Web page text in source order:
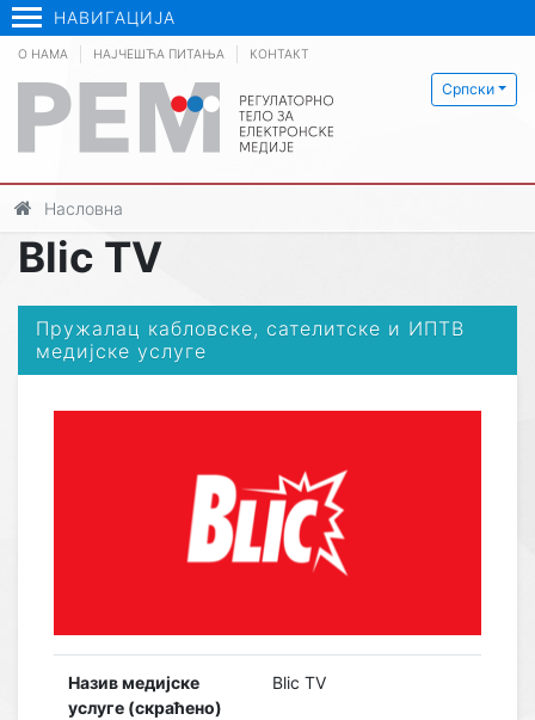
НАВИГАЦИЈА
Српски
О НАМА НАЈЧЕШЋА ПИТАЊА КОНТАКТ
Насловна
Blic TV
Пружалац кабловске, сателитске и ИПТВ
медијске услуге
Назив медијске
услуге (скраћено)
Blic TV